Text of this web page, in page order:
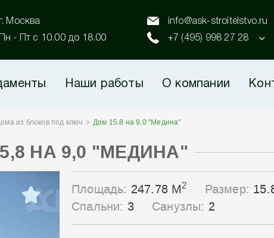
г. Москва
Пн - Пт с 10.00 до 18.00
info@ask-stroitelstvo.ru
+7 (495) 998 27 28
Наши работы О компании
из блоков под ключ Дом 15,8 на 9,0 "Медина"
НА 9,0 "МЕДИНА"
Площадь: 247.78 М2 Размер:
Спальни: 3 Санузлы: 2